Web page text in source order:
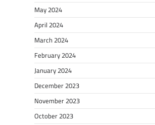
May 2024
April 2024
March 2024
February 2024
January 2024
December 2023
November 2023
October 2023